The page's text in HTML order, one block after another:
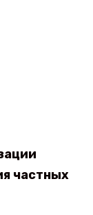
частных